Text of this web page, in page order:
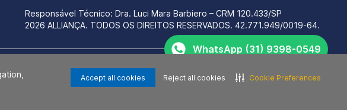
Accept all cookies Reject all cookies Cookie Preferences
WhatsApp (31) 9398-0549
Telefone (31) 2342-0260
Responsável Técnico: Dra. Luci Mara Barbiero – CRM 120.433/SP
2026 ALLIANÇA. TODOS OS DIREITOS RESERVADOS. 42.771.949/0019-64.
seus produtos e serviços e não são marcas e/ou empresas relacionadas, direta ou
CAP – Centro Aliança De Pediatria.